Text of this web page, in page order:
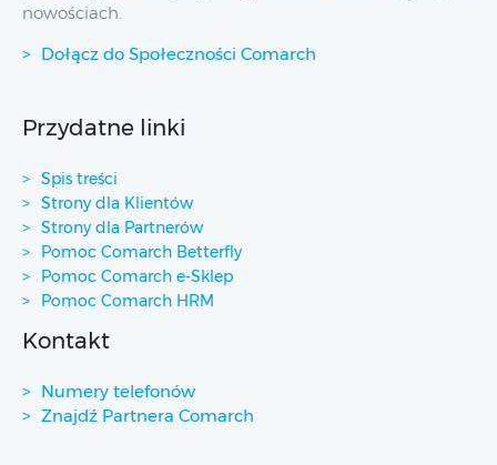
nowościach.
Dołącz do Społeczności Comarch
Przydatne linki
Spis treści
Strony dla Klientów
Strony dla Partnerów
Pomoc Comarch Betterfly
Pomoc Comarch e-Sklep
Pomoc Comarch HRM
Kontakt
Numery telefonów
Znajdź Partnera Comarch